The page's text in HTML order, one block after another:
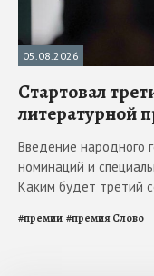
05.08.2026
Стартовал
литературной
Введение народного
номинаций и
Каким будет третий
#премии #премия Слово